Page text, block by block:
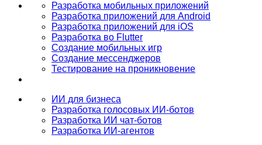
Разработка мобильных приложений
Разработка приложений для Android
Разработка приложений для iOS
Разработка во Flutter
Создание мобильных игр
Создание мессенджеров
Тестирование на проникновение
ИИ для бизнеса
Разработка голосовых ИИ-ботов
Разработка ИИ чат-ботов
Разработка ИИ-агентов